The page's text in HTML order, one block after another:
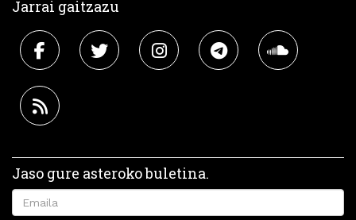
Jarrai gaitzazu
Jaso gure asteroko buletina.